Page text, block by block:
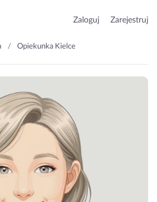
Zaloguj Zarejestruj
Opiekunka Kielce